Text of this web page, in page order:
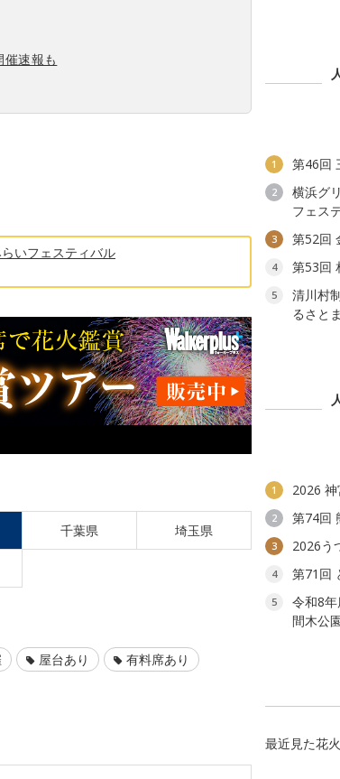
速報も
いフェスティバル
千葉県 埼玉県
屋台あり
有料席あり
1 第46回
2
横浜グ
フェス
3 第52回
4 第53回
5
清川村
るさと
1 2026
2 第74回
3 2026う
4 第71回
5
令和8
間木公
最近見た花